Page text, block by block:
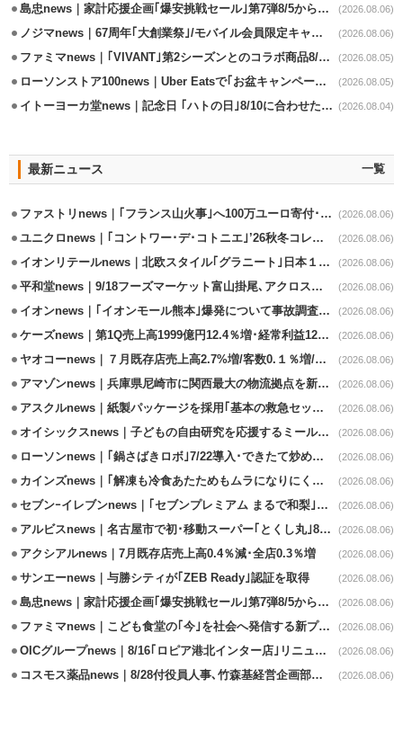
島忠news｜家計応援企画｢爆安挑戦セール｣第7弾8/5から開催 (2026.08.06)
ノジマnews｜67周年｢大創業祭｣/モバイル会員限定キャンペーン実施 (2026.08.06)
ファミマnews｜｢VIVANT｣第2シーズンとのコラボ商品8/7発売 (2026.08.05)
ローソンストア100news｜Uber Eatsで｢お盆キャンペーン｣8/3～8/16開催 (2026.08.05)
イトーヨーカ堂news｜記念日 ｢ハトの日｣8/10に合わせたオリジナル商品販売 (2026.08.04)
最新ニュース 一覧
ファストリnews｜｢フランス山火事｣へ100万ユーロ寄付･衣料5万点も提供 (2026.08.06)
ユニクロnews｜｢コントワー･デ･コトニエ｣’26秋冬コレクション8/28発売 (2026.08.06)
イオンリテールnews｜北欧スタイル｢グラニート｣日本１号店を自由が丘に開業 (2026.08.06)
平和堂news｜9/18フーズマーケット富山掛尾､アクロスプラザ内に出店 (2026.08.06)
イオンnews｜｢イオンモール熊本｣爆発について事故調査委員会設置 (2026.08.06)
ケーズnews｜第1Q売上高1999億円12.4％増･経常利益125.0%増 (2026.08.06)
ヤオコーnews｜７月既存店売上高2.7%増/客数0.１％増/客単価2.6％増 (2026.08.06)
アマゾンnews｜兵庫県尼崎市に関西最大の物流拠点を新設・市内2拠点目 (2026.08.06)
アスクルnews｜紙製パッケージを採用｢基本の救急セット｣8/5発売 (2026.08.06)
オイシックスnews｜子どもの自由研究を応援するミールキット8/6発売 (2026.08.06)
ローソンnews｜｢鍋さばきロボ｣7/22導入･できたて炒めメニューを提供 (2026.08.06)
カインズnews｜｢解凍も冷食あたためもムラになりにくいフラットレンジ｣発売 (2026.08.06)
セブンｰイレブンnews｜｢セブンプレミアム まるで和梨｣8/11から順次発売 (2026.08.06)
アルビスnews｜名古屋市で初･移動スーパー｢とくし丸｣8/4運行開始 (2026.08.06)
アクシアルnews｜7月既存店売上高0.4％減･全店0.3％増 (2026.08.06)
サンエーnews｜与勝シティが｢ZEB Ready｣認証を取得 (2026.08.06)
島忠news｜家計応援企画｢爆安挑戦セール｣第7弾8/5から開催 (2026.08.06)
ファミマnews｜こども食堂の｢今｣を社会へ発信する新プロジェクト始動 (2026.08.06)
OICグループnews｜8/16｢ロピア港北インター店｣リニューアル/食品売場拡大 (2026.08.06)
コスモス薬品news｜8/28付役員人事､竹森基経営企画部長が取締役昇格 (2026.08.06)